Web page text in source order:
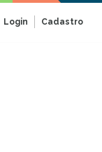
Login Cadastro